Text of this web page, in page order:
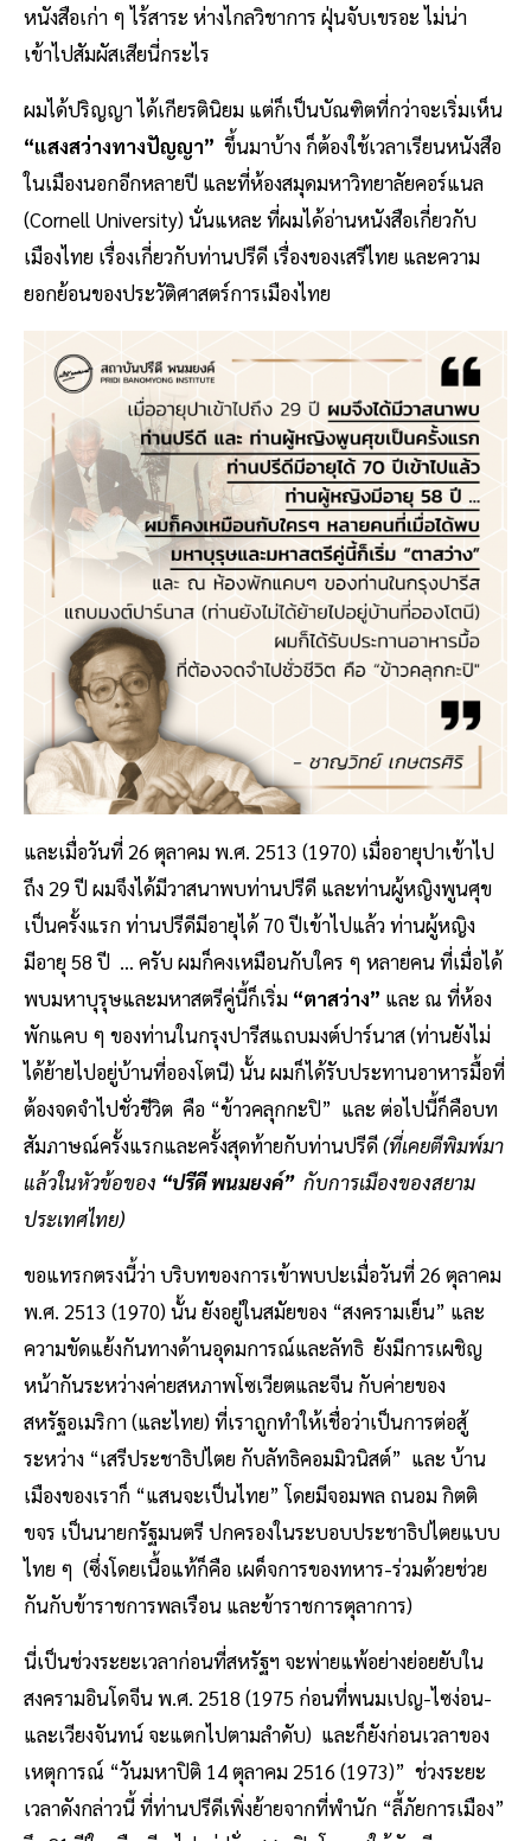
หนังสือเก่า ๆ ไร้สาระ ห่างไกลวิชาการ ฝุ่นจับเขรอะ ไม่น่า
เข้าไปสัมผัสเสียนี่กระไร
ผมได้ปริญญา ได้เกียรตินิยม แต่ก็เป็นบัณฑิตที่กว่าจะเริ่มเห็น
“แสงสว่างทางปัญญา” ขึ้นมาบ้าง ก็ต้องใช้เวลาเรียนหนังสือ
ในเมืองนอกอีกหลายปี และที่ห้องสมุดมหาวิทยาลัยคอร์แนล
(Cornell University) นั่นแหละ ที่ผมได้อ่านหนังสือเกี่ยวกับ
เมืองไทย เรื่องเกี่ยวกับท่านปรีดี เรื่องของเสรีไทย และความ
ยอกย้อนของประวัติศาสตร์การเมืองไทย
และเมื่อวันที่ 26 ตุลาคม พ.ศ. 2513 (1970) เมื่ออายุปาเข้าไป
ถึง 29 ปี ผมจึงได้มีวาสนาพบท่านปรีดี และท่านผู้หญิงพูนศุข
เป็นครั้งแรก ท่านปรีดีมีอายุได้ 70 ปีเข้าไปแล้ว ท่านผู้หญิง
มีอายุ 58 ปี … ครับ ผมก็คงเหมือนกับใคร ๆ หลายคน ที่เมื่อได้
พบมหาบุรุษและมหาสตรีคู่นี้ก็เริ่ม “ตาสว่าง” และ ณ ที่ห้อง
พักแคบ ๆ ของท่านในกรุงปารีสแถบมงต์ปาร์นาส (ท่านยังไม่
ได้ย้ายไปอยู่บ้านที่อองโตนี) นั้น ผมก็ได้รับประทานอาหารมื้อที่
ต้องจดจำไปชั่วชีวิต คือ “ข้าวคลุกกะปิ” และ ต่อไปนี้ก็คือบท
สัมภาษณ์ครั้งแรกและครั้งสุดท้ายกับท่านปรีดี(ที่เคยตีพิมพ์มา
แล้วในหัวข้อของ “ปรีดี พนมยงค์” กับการเมืองของสยาม
ประเทศไทย)
ขอแทรกตรงนี้ว่า บริบทของการเข้าพบปะเมื่อวันที่ 26 ตุลาคม
พ.ศ. 2513 (1970) นั้น ยังอยู่ในสมัยของ “สงครามเย็น” และ
ความขัดแย้งกันทางด้านอุดมการณ์และลัทธิ ยังมีการเผชิญ
หน้ากันระหว่างค่ายสหภาพโซเวียตและจีน กับค่ายของ
สหรัฐอเมริกา (และไทย) ที่เราถูกทำให้เชื่อว่าเป็นการต่อสู้
ระหว่าง “เสรีประชาธิปไตย กับลัทธิคอมมิวนิสต์” และ บ้าน
เมืองของเราก็ “แสนจะเป็นไทย” โดยมีจอมพล ถนอม กิตติ
ขจร เป็นนายกรัฐมนตรี ปกครองในระบอบประชาธิปไตยแบบ
ไทย ๆ (ซึ่งโดยเนื้อแท้ก็คือ เผด็จการของทหาร-ร่วมด้วยช่วย
กันกับข้าราชการพลเรือน และข้าราชการตุลาการ)
นี่เป็นช่วงระยะเวลาก่อนที่สหรัฐฯ จะพ่ายแพ้อย่างย่อยยับใน
สงครามอินโดจีน พ.ศ. 2518 (1975 ก่อนที่พนมเปญ-ไซง่อน-
และเวียงจันทน์ จะแตกไปตามลำดับ) และก็ยังก่อนเวลาของ
เหตุการณ์ “วันมหาปิติ 14 ตุลาคม 2516 (1973)” ช่วงระยะ
เวลาดังกล่าวนี้ ที่ท่านปรีดีเพิ่งย้ายจากที่พำนัก “ลี้ภัยการเมือง”